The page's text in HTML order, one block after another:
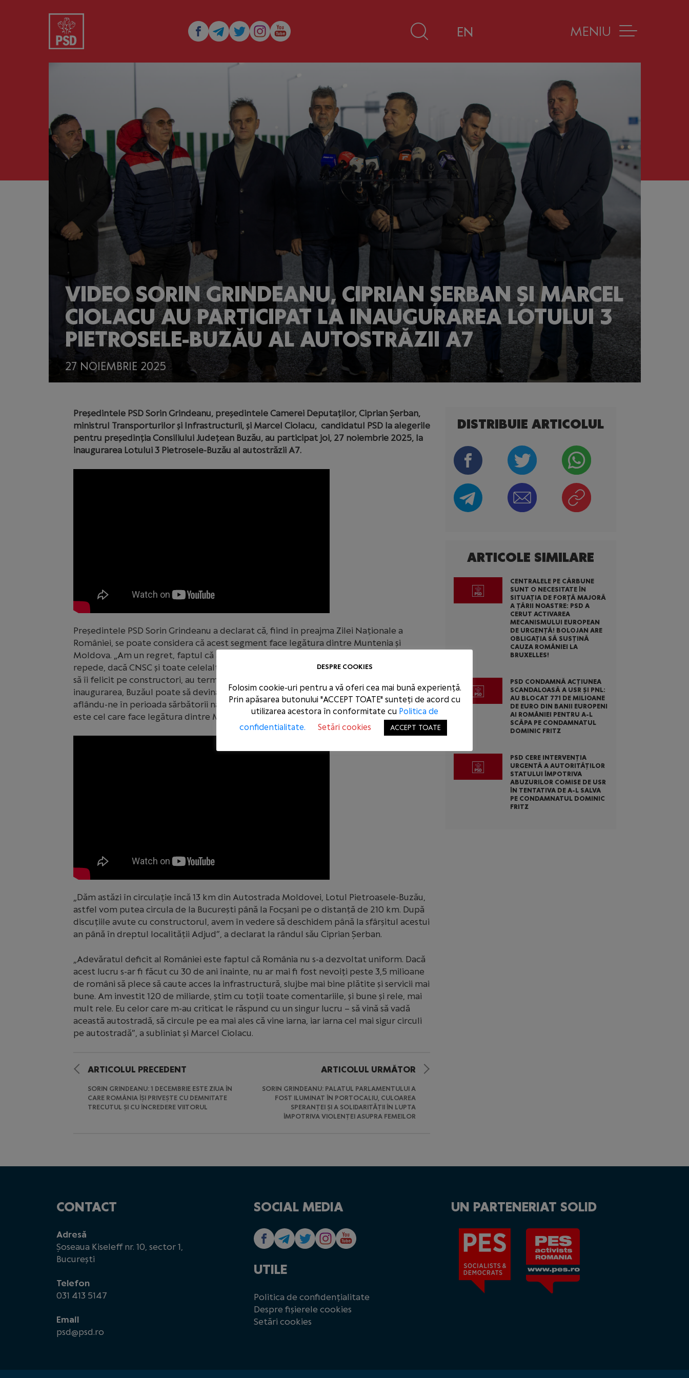
EN MENIU
27 NOIEMBRIE 2025
VIDEO SORIN GRINDEANU, CIPRIAN ȘERBAN ȘI MARCEL
CIOLACU AU PARTICIPAT LA INAUGURAREA LOTULUI 3
PIETROSELE-BUZĂU AL AUTOSTRĂZII A7
Președintele PSD Sorin Grindeanu, președintele Camerei Deputaților, Ciprian Șerban,
ministrul Transporturilor și Infrastructurii, și Marcel Ciolacu, candidatul PSD la alegerile
pentru președinția Consiliului Județean Buzău, au participat joi, 27 noiembrie 2025, la
inaugurarea Lotului 3 Pietrosele-Buzău al autostrăzii A7.
Președintele PSD Sorin Grindeanu a declarat că, fiind în preajma Zilei Naționale a
României, se poate considera că acest segment face legătura dintre Muntenia și
Moldova. „Am un regret, faptul că am fi putut avea această inaugurare cu un an mai
repede, dacă CNSC și toate celelalte instituții și-ar fi făcut treaba mai bine, dar vreau
să îi felicit pe constructori, au terminat înainte de termen. Cred că astăzi, odată cu
inaugurarea, Buzăul poate să devină un nod logistic extrem de important. Simbolic,
aflându-ne în perioada sărbătorii naționale, cred că putem considera că acest tronson
este cel care face legătura dintre Muntenia și Moldova’” a precizat Sorin Grindeanu.
„Dăm astăzi în circulație încă 13 km din Autostrada Moldovei, Lotul Pietroasele-Buzău,
astfel vom putea circula de la București până la Focșani pe o distanță de 210 km. După
discuțiile avute cu constructorul, avem în vedere să deschidem până la sfârșitul acestui
an până în dreptul localității Adjud”, a declarat la rândul său Ciprian Șerban.
„Adevăratul deficit al României este faptul că România nu s-a dezvoltat uniform. Dacă
acest lucru s-ar fi făcut cu 30 de ani înainte, nu ar mai fi fost nevoiți peste 3,5 milioane
de români să plece să caute acces la infrastructură, slujbe mai bine plătite și servicii mai
bune. Am investit 120 de miliarde, știm cu toții toate comentariile, și bune și rele, mai
mult rele. Eu celor care m-au criticat le răspund cu un singur lucru – să vină să vadă
această autostradă, să circule pe ea mai ales că vine iarna, iar iarna cel mai sigur circuli
pe autostradă”, a subliniat și Marcel Ciolacu.
ARTICOLUL PRECEDENT
SORIN GRINDEANU: 1 DECEMBRIE ESTE ZIUA ÎN
CARE ROMÂNIA ÎȘI PRIVEȘTE CU DEMNITATE
TRECUTUL ȘI CU ÎNCREDERE VIITORUL
ARTICOLUL URMĂTOR
SORIN GRINDEANU: PALATUL PARLAMENTULUI A
FOST ILUMINAT ÎN PORTOCALIU, CULOAREA
SPERANȚEI ȘI A SOLIDARITĂȚII ÎN LUPTA
ÎMPOTRIVA VIOLENȚEI ASUPRA FEMEILOR
ARTICOLE SIMILARE
CENTRALELE PE CĂRBUNE
SUNT O NECESITATE ÎN
SITUAȚIA DE FORȚĂ MAJORĂ
A ȚĂRII NOASTRE: PSD A
CERUT ACTIVAREA
MECANISMULUI EUROPEAN
DE URGENȚĂ! BOLOJAN ARE
OBLIGAȚIA SĂ SUSȚINĂ
CAUZA ROMÂNIEI LA
BRUXELLES!
PSD CONDAMNĂ ACȚIUNEA
SCANDALOASĂ A USR ȘI PNL:
AU BLOCAT 771 DE MILIOANE
DE EURO DIN BANII EUROPENI
AI ROMÂNIEI PENTRU A-L
SCĂPA PE CONDAMNATUL
DOMINIC FRITZ
PSD CERE INTERVENȚIA
URGENTĂ A AUTORITĂȚILOR
STATULUI ÎMPOTRIVA
ABUZURILOR COMISE DE USR
ÎN TENTATIVA DE A-L SALVA
PE CONDAMNATUL DOMINIC
FRITZ
DISTRIBUIE ARTICOLUL
CONTACT
Adresă
Șoseaua Kiseleff nr. 10, sector 1,
București
Telefon
031 413 5147
Email
psd@psd.ro
SOCIAL MEDIA
UTILE
Politica de confidențialitate
Despre fișierele cookies
Setări cookies
UN PARTENERIAT SOLID
DESPRE COOKIES
Folosim cookie-uri pentru a vă oferi cea mai bună experiență.
Prin apăsarea butonului "ACCEPT TOATE" sunteți de acord cu
utilizarea acestora în conformitate cu Politica de
confidentialitate.
Setări cookies ACCEPT TOATE